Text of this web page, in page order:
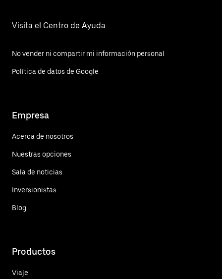
Visita el Centro de Ayuda
No vender ni compartir mi información personal
Política de datos de Google
Empresa
Acerca de nosotros
Nuestras opciones
Sala de noticias
Inversionistas
Blog
Productos
Viaje